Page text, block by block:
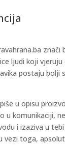
znači
ljudi koji vjeruju
postaju bolji
u opisu
u komunikaciji,
i izaziva u
vezi toga,